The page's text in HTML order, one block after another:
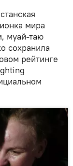
мира
муай-таю
сохранила
рейтинге